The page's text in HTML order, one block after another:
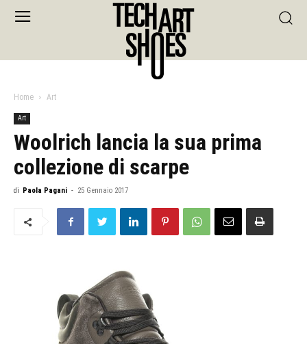
Home Art
Art
Woolrich lancia la sua prima
collezione di scarpe
di Paola Pagani - 25 Gennaio 2017